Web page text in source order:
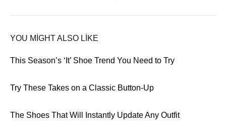
YOU MIGHT ALSO LIKE
This Season’s ‘It’ Shoe Trend You Need to Try
Try These Takes on a Classic Button-Up
The Shoes That Will Instantly Update Any Outfit